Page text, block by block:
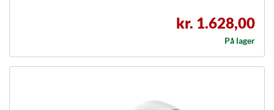
kr. 1.628,00
På lager